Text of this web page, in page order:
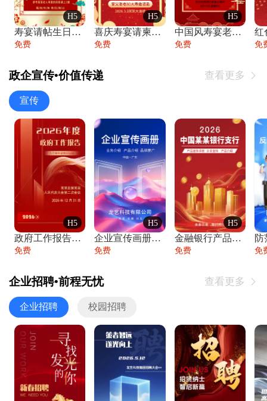
H5
寿宴请帖生日宴邀请函老人寿星生日快乐祝寿
免费
H5
喜庆寿宴请柬老人生日宴会邀请函请柬过大寿
免费
H5
中国风寿宴老人生日宴会邀请函寿宴请帖请柬
免费 免
政企宣传•价值传递 查看更多 
宣传
H5
政府工作报告政府年终工作总结
免费
H5
企业宣传画册公司简介产品介绍业务宣传手册
免费
H5
金融银行产品宣传手册企业宣传产品介绍
免费
防
免
企业招聘•前程无忧 查看更多 
企业招聘 校园招聘